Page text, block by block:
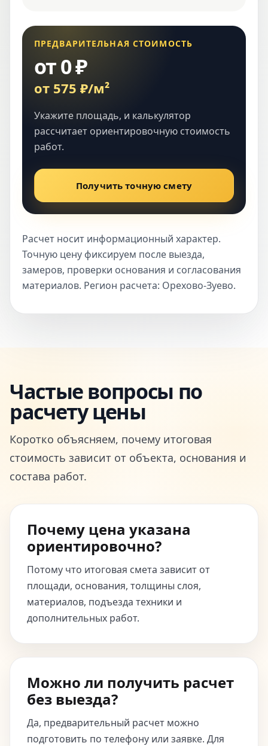
ПРЕДВАРИТЕЛЬНАЯ СТОИМОСТЬ
от 0 ₽
от 575 ₽/м²
Укажите площадь, и калькулятор
рассчитает ориентировочную стоимость
работ.
Получить точную смету
Расчет носит информационный характер.
Точную цену фиксируем после выезда,
замеров, проверки основания и согласования
материалов. Регион расчета: Орехово-Зуево.
Частые вопросы по
расчету цены
Коротко объясняем, почему итоговая
стоимость зависит от объекта, основания и
состава работ.
Почему цена указана
ориентировочно?
Потому что итоговая смета зависит от
площади, основания, толщины слоя,
материалов, подъезда техники и
дополнительных работ.
Можно ли получить расчет
без выезда?
Да, предварительный расчет можно
подготовить по телефону или заявке. Для